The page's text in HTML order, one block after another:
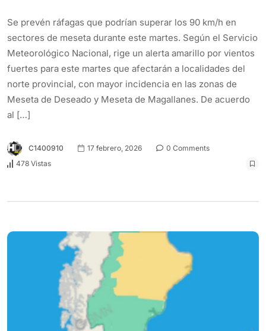
Se prevén ráfagas que podrían superar los 90 km/h en
sectores de meseta durante este martes. Según el Servicio
Meteorológico Nacional, rige un alerta amarillo por vientos
fuertes para este martes que afectarán a localidades del
norte provincial, con mayor incidencia en las zonas de
Meseta de Deseado y Meseta de Magallanes. De acuerdo
al […]
C1400910 17 febrero, 2026
0 Comments
478 Vistas